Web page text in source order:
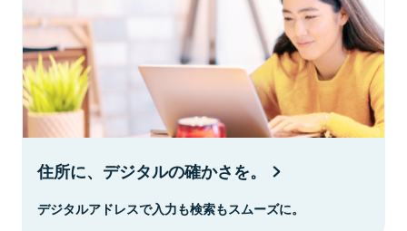
住所に、デジタルの確かさを。
デジタルアドレスで入力も検索もスムーズに。